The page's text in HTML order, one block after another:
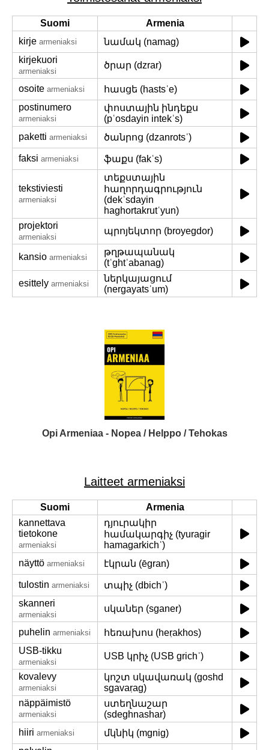
Suomi
Armenia
kirje armeniaksi
նամակ (namag)
kirjekuori
armeniaksi
ծրար (dzrar)
osoite armeniaksi
հասցե (hastsʿe)
postinumero
armeniaksi
փոստային ինդեքս
(pʿosdayin intekʿs)
paketti armeniaksi ծանրոց (dzanrotsʿ)
faksi armeniaksi ֆաքս (fakʿs)
tekstiviesti
armeniaksi
տեքստային
հաղորդագրություն
(dekʿsdayin
haghortakrutʿyun)
projektori
armeniaksi
պրոյեկտոր (broyegdor)
kansio armeniaksi
թղթապանակ
(tʿghtʿabanag)
esittely armeniaksi
ներկայացում
(nergayatsʿum)
Opi Armeniaa - Nopea / Helppo / Tehokas
Laitteet armeniaksi
Suomi
Armenia
kannettava
tietokone
armeniaksi
դյուրակիր
համակարգիչ (tyuragir
hamagarkichʿ)
näyttö armeniaksi էկրան (ēgran)
tulostin armeniaksi
տպիչ (dbichʿ)
skanneri
armeniaksi
սկաներ (sganer)
puhelin armeniaksi
հեռախոս (heṛakhos)
USB-tikku
armeniaksi
USB կրիչ (USB grichʿ)
kovalevy
armeniaksi
կոշտ սկավառակ (goshd
sgavaṛag)
näppäimistö
armeniaksi
ստեղնաշար
(sdeghnashar)
hiiri armeniaksi
մկնիկ (mgnig)